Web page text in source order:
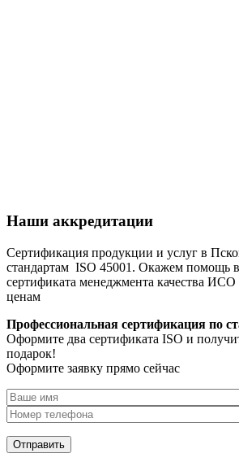
Наши аккредитации
Сертификация продукции и услуг в
стандартам ISO 45001. Окажем помощь
сертификата менеджмента качества
ценам
Профессиональная сертификация по
Оформите два сертификата ISO и
подарок!
Оформите заявку прямо сейчас